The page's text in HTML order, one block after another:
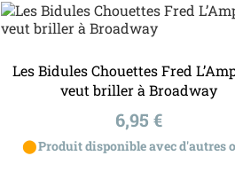
Les Bidules Chouettes Fred
veut briller à Broadway
Prix
6,95 €
⬤Produit disponible avec d'autres